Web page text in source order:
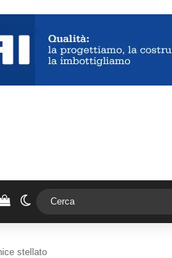
Vedi il carrello
Cambia aspetto
stellato